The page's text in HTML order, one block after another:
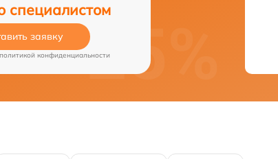
специалистом
заявку
политикой конфиденциальности